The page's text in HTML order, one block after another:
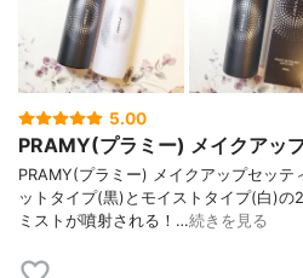
5.00
PRAMY(プラミー) メイクアッ
PRAMY(プラミー) メイクアップセッテ
ットタイプ(黒)とモイストタイプ(白)の
ミストが噴射される！…続きを見る